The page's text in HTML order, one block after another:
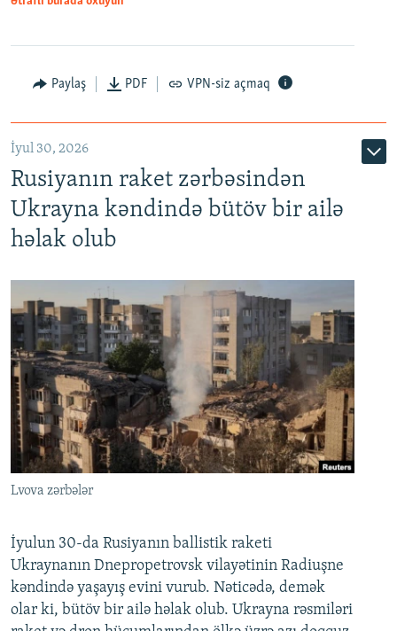
Paylaş PDF VPN-siz açmaq
İyul 30, 2026
Rusiyanın raket zərbəsindən
Ukrayna kəndində bütöv bir ailə
həlak olub
Lvova zərbələr
İyulun 30-da Rusiyanın ballistik raketi
Ukraynanın Dnepropetrovsk vilayətinin Radiuşne
kəndində yaşayış evini vurub. Nəticədə, demək
olar ki, bütöv bir ailə həlak olub. Ukrayna rəsmiləri